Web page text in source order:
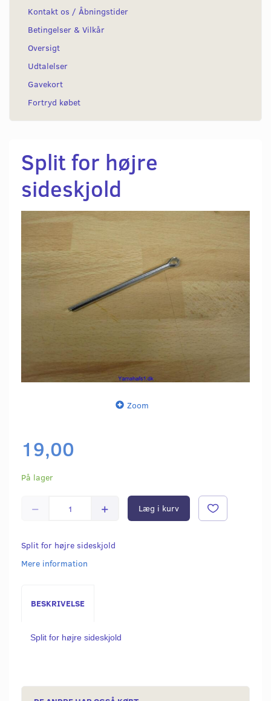
Kontakt os / Åbningstider
Betingelser & Vilkår
Oversigt
Udtalelser
Gavekort
Fortryd købet
Split for højre
sideskjold
Zoom
19,00
På lager
Læg i kurv
Split for højre sideskjold
Mere information
BESKRIVELSE
Split for højre sideskjold